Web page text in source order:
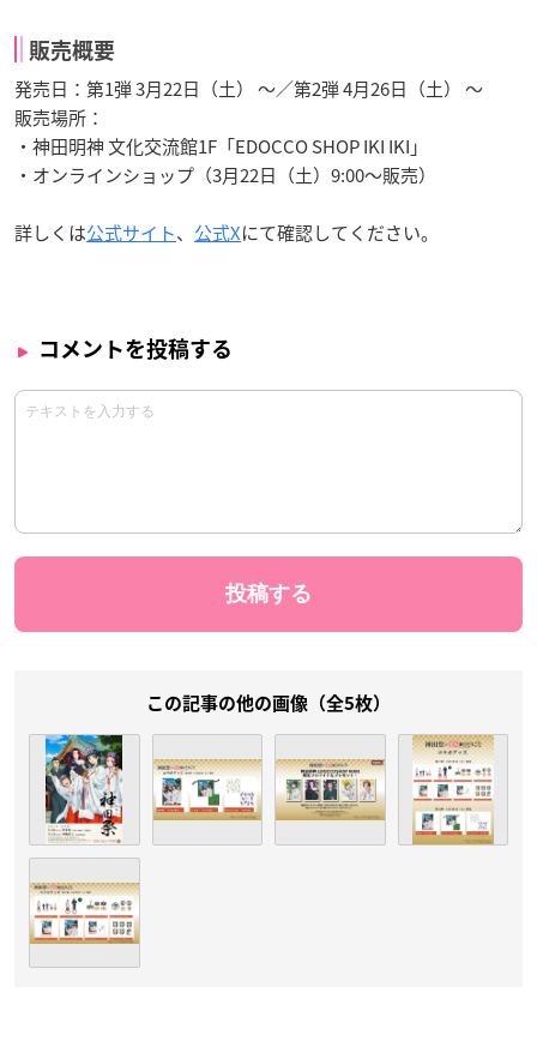
販売概要
発売日：第1弾 3月22日（土） ～／第2弾 4月26日（土） ～
販売場所：
・神田明神 文化交流館1F「EDOCCO SHOP IKI IKI」
・オンラインショップ（3月22日（土）9:00～販売）
詳しくは公式サイト、 公式Xにて確認してください。
コメントを投稿する
この記事の他の画像（全5枚）